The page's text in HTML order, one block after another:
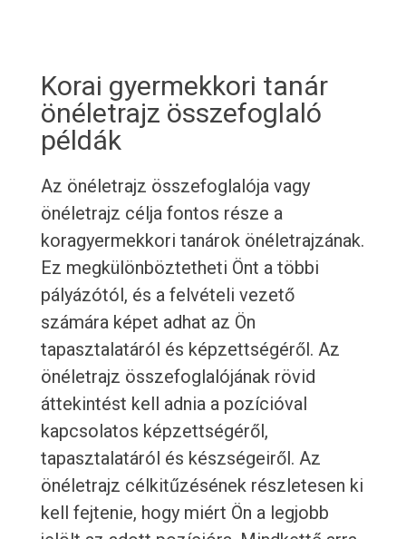
Korai gyermekkori tanár
önéletrajz összefoglaló
példák
Az önéletrajz összefoglalója vagy
önéletrajz célja fontos része a
koragyermekkori tanárok önéletrajzának.
Ez megkülönböztetheti Önt a többi
pályázótól, és a felvételi vezető
számára képet adhat az Ön
tapasztalatáról és képzettségéről. Az
önéletrajz összefoglalójának rövid
áttekintést kell adnia a pozícióval
kapcsolatos képzettségéről,
tapasztalatáról és készségeiről. Az
önéletrajz célkitűzésének részletesen ki
kell fejtenie, hogy miért Ön a legjobb